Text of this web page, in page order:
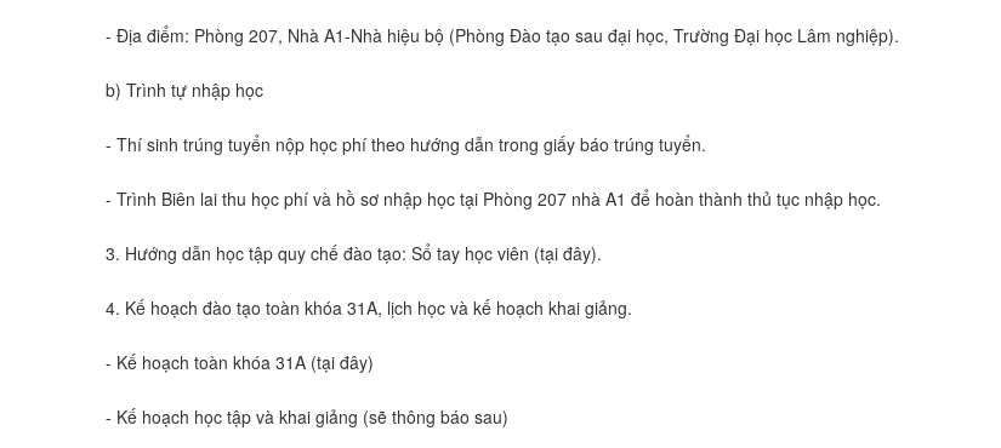
- Địa điểm: Phòng 207, Nhà A1-Nhà hiệu bộ (Phòng Đào tạo sau đại học, Trường Đại học Lâm nghiệp).
b) Trình tự nhập học
- Thí sinh trúng tuyển nộp học phí theo hướng dẫn trong giấy báo trúng tuyển.
- Trình Biên lai thu học phí và hồ sơ nhập học tại Phòng 207 nhà A1 để hoàn thành thủ tục nhập học.
3. Hướng dẫn học tập quy chế đào tạo: Sổ tay học viên (tại đây).
4. Kế hoạch đào tạo toàn khóa 31A, lịch học và kế hoạch khai giảng.
- Kế hoạch toàn khóa 31A (tại đây)
- Kế hoạch học tập và khai giảng (sẽ thông báo sau)